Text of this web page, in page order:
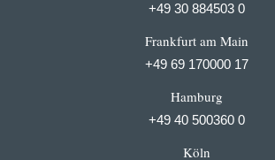
+49 30 884503 0
Frankfurt am Main
+49 69 170000 17
Hamburg
+49 40 500360 0
Köln